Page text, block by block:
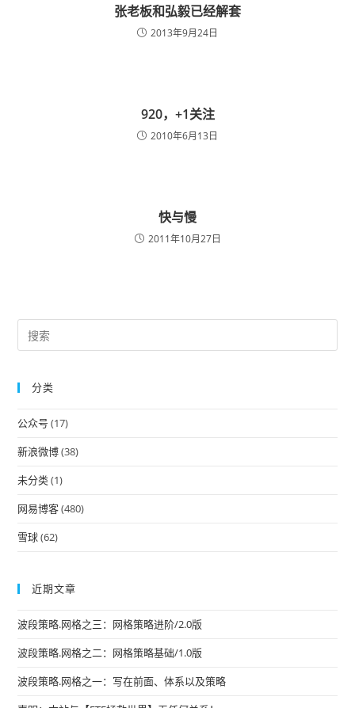
张老板和弘毅已经解套
2013年9月24日
920，+1关注
2010年6月13日
快与慢
2011年10月27日
分类
公众号 (17)
新浪微博(38)
未分类(1)
网易博客(480)
雪球(62)
近期文章
波段策略.网格之三：网格策略进阶/2.0版
波段策略.网格之二：网格策略基础/1.0版
波段策略.网格之一：写在前面、体系以及策略